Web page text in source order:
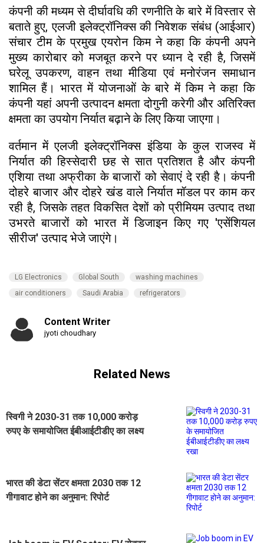
कंपनी की मध्यम से दीर्घावधि की रणनीति के बारे में विस्तार से
बताते हुए, एलजी इलेक्ट्रॉनिक्स की निवेशक संबंध (आईआर)
संचार टीम के प्रमुख एयरोन किम ने कहा कि कंपनी अपने
मुख्य कारोबार को मजबूत करने पर ध्यान दे रही है, जिसमें
घरेलू उपकरण, वाहन तथा मीडिया एवं मनोरंजन समाधान
शामिल हैं। भारत में योजनाओं के बारे में किम ने कहा कि
कंपनी यहां अपनी उत्पादन क्षमता दोगुनी करेगी और अतिरिक्त
क्षमता का उपयोग निर्यात बढ़ाने के लिए किया जाएगा।
वर्तमान में एलजी इलेक्ट्रॉनिक्स इंडिया के कुल राजस्व में
निर्यात की हिस्सेदारी छह से सात प्रतिशत है और कंपनी
एशिया तथा अफ्रीका के बाजारों को सेवाएं दे रही है। कंपनी
दोहरे बाजार और दोहरे खंड वाले निर्यात मॉडल पर काम कर
रही है, जिसके तहत विकसित देशों को प्रीमियम उत्पाद तथा
उभरते बाजारों को भारत में डिजाइन किए गए 'एसेंशियल
सीरीज' उत्पाद भेजे जाएंगे।
LG Electronics Global South
washing machines
air conditioners
Saudi Arabia refrigerators
Content Writer
jyoti choudhary
Related News
स्विगी ने 2030-31 तक 10,000 करोड़
रुपए के समायोजित ईबीआईटीडीए का लक्ष्य
भारत की डेटा सेंटर क्षमता 2030 तक 12
गीगावाट होने का अनुमान: रिपोर्ट